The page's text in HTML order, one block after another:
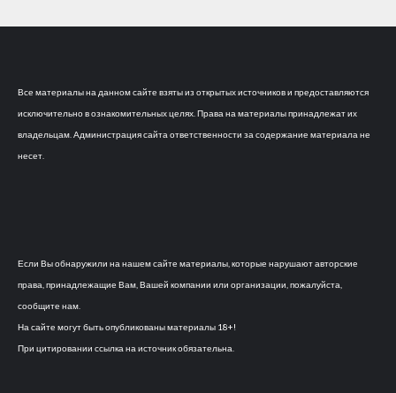
Все материалы на данном сайте взяты из открытых источников и предоставляются
исключительно в ознакомительных целях. Права на материалы принадлежат их
владельцам. Администрация сайта ответственности за содержание материала не
несет.
Если Вы обнаружили на нашем сайте материалы, которые нарушают авторские
права, принадлежащие Вам, Вашей компании или организации, пожалуйста,
сообщите нам.
На сайте могут быть опубликованы материалы 18+!
При цитировании ссылка на источник обязательна.